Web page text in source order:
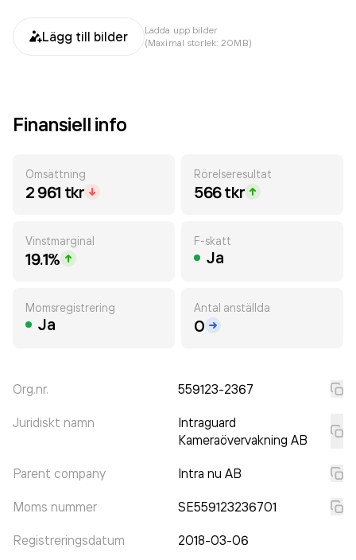
Lägg till bilder
Ladda upp bilder
(Maximal storlek: 20MB)
Finansiell info
Omsättning
2 961 tkr
Rörelseresultat
566 tkr
Vinstmarginal
19.1%
F-skatt
Ja
Momsregistrering
Ja
Antal anställda
0
Org.nr. 559123-2367
Juridiskt namn
Intraguard
Kameraövervakning AB
Parent company Intra nu AB
Moms nummer SE559123236701
Registreringsdatum 2018-03-06